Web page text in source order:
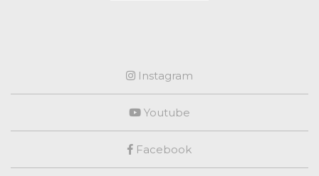
Instagram
Youtube
Facebook